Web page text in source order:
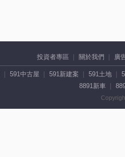
投資者專區 關於我們 廣
591中古屋 591新建案 591土地
8891新車